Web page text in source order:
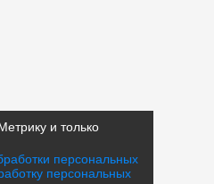
и только
персональных
персональных